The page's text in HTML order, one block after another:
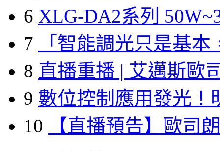
6 XLG-DA2系列
7
「智能調光只是基本
8 直播重播 | 艾邁斯歐
9 數位控制應用發光！
10
【直播預告】歐司